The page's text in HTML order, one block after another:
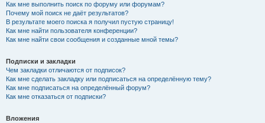
Как мне выполнить поиск по форуму или форумам?
Почему мой поиск не даёт результатов?
В результате моего поиска я получил пустую страницу!
Как мне найти пользователя конференции?
Как мне найти свои сообщения и созданные мной темы?
Подписки и закладки
Чем закладки отличаются от подписок?
Как мне сделать закладку или подписаться на определённую тему?
Как мне подписаться на определённый форум?
Как мне отказаться от подписки?
Вложения